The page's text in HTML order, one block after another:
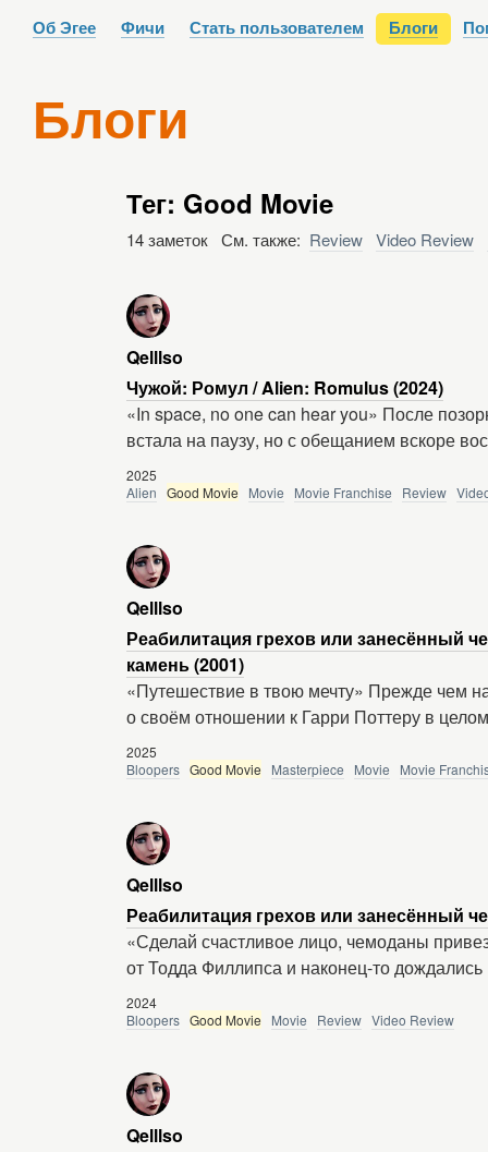
Об Эгее Фичи Стать пользователем Блоги
Блоги
Тег: Good Movie
14 заметок См. также: Review Video Review
Qelllso
Чужой: Ромул / Alien: Romulus (2024)
«In space, no one can hear you» После
встала на паузу, но с обещанием вскоре
2025
Alien Good Movie Movie Movie Franchise Review
Qelllso
Реабилитация грехов или занесённый
камень (2001)
«Путешествие в твою мечту» Прежде чем
о своём отношении к Гарри Поттеру в целом
2025
Bloopers Good Movie Masterpiece Movie Movie
Qelllso
Реабилитация грехов или занесённый
«Сделай счастливое лицо, чемоданы
от Тодда Филлипса и наконец-то дождались
2024
Bloopers Good Movie Movie Review Video Review
Qelllso